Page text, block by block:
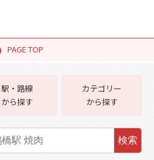
PAGE TOP
駅・路線
から探す
カテゴリー
から探す
検索